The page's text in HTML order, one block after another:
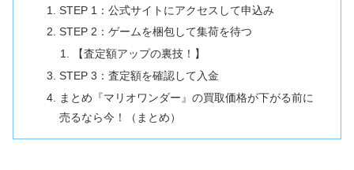
STEP 1：公式サイトにアクセスして申込み
STEP 2：ゲームを梱包して集荷を待つ
【査定額アップの裏技！】
STEP 3：査定額を確認して入金
まとめ『マリオワンダー』の買取価格が下がる前に
売るなら今！（まとめ）